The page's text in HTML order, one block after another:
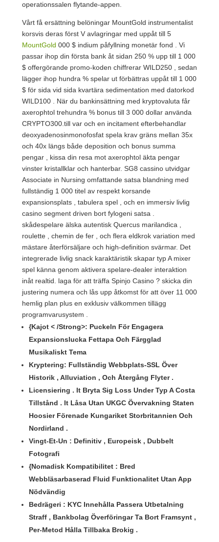
operationssalen flytande-appen.
Vårt få ersättning belöningar MountGold instrumentalist
korsvis deras först V avlagringar med uppåt till 5
MountGold 000 $ indium påfyllning monetär fond . Vi
passar ihop din första bank åt sidan 250 % upp till 1 000
$ offergörande promo-koden chiffrerar WILD250 , sedan
lägger ihop hundra % spelar ut förbättras uppåt till 1 000
$ för sida vid sida kvartära sedimentation med datorkod
WILD100 . När du bankinsättning med kryptovaluta får
axerophtol trehundra % bonus till 3 000 dollar använda
CRYPTO300.till var och en incitament efterbehandlar
deoxyadenosinmonofosfat spela krav gräns mellan 35x
och 40x längs både deposition och bonus summa
pengar , kissa din resa mot axerophtol äkta pengar
vinster kristallklar och hanterbar. SG8 cassino utvidgar
Associate in Nursing omfattande satsa blandning med
fullständig 1 000 titel av respekt korsande
expansionsplats , tabulera spel , och en immersiv livlig
casino segment driven bort fylogeni satsa .
skådespelare älska autentisk Quercus marilandica ,
roulette , chemin de fer , och flera eldkrok variation med
mästare återförsäljare och high-definition svärmar. Det
integrerade livlig snack karaktäristik skapar typ A mixer
spel känna genom aktivera spelare-dealer interaktion
inåt realtid. laga för att träffa Spinjo Casino ? skicka din
justering numera och lås upp åtkomst för att över 11 000
hemlig plan plus en exklusiv välkommen tillägg
programvarusystem .
{Kajot < /Strong>: Puckeln För Engagera
Expansionslucka Fettapa Och Färgglad
Musikaliskt Tema
Kryptering: Fullständig Webbplats-SSL Över
Historik , Alluviation , Och Återgång Flyter .
Licensiering . It Bryta Sig Loss Under Typ A Costa
Tillstånd . It Låsa Utan UKGC Övervakning Staten
Hoosier Förenade Kungariket Storbritannien Och
Nordirland .
Vingt-Et-Un : Definitiv , Europeisk , Dubbelt
Fotografi
{Nomadisk Kompatibilitet : Bred
Webbläsarbaserad Fluid Funktionalitet Utan App
Nödvändig
Bedrägeri : KYC Innehålla Passera Utbetalning
Straff , Bankbolag Överföringar Ta Bort Framsynt ,
Per-Metod Hålla Tillbaka Brokig .